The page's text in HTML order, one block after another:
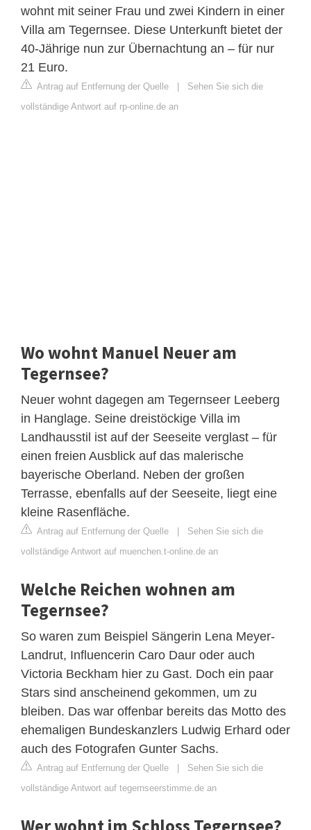
wohnt mit seiner Frau und zwei Kindern in einer
Villa am Tegernsee. Diese Unterkunft bietet der
40-Jährige nun zur Übernachtung an – für nur
21 Euro.
Antrag auf Entfernung der Quelle | Sehen Sie sich die
vollständige Antwort auf rp-online.de an
Wo wohnt Manuel Neuer am
Tegernsee?
Neuer wohnt dagegen am Tegernseer Leeberg
in Hanglage. Seine dreistöckige Villa im
Landhausstil ist auf der Seeseite verglast – für
einen freien Ausblick auf das malerische
bayerische Oberland. Neben der großen
Terrasse, ebenfalls auf der Seeseite, liegt eine
kleine Rasenfläche.
Antrag auf Entfernung der Quelle | Sehen Sie sich die
vollständige Antwort auf muenchen.t-online.de an
Welche Reichen wohnen am
Tegernsee?
So waren zum Beispiel Sängerin Lena Meyer-
Landrut, Influencerin Caro Daur oder auch
Victoria Beckham hier zu Gast. Doch ein paar
Stars sind anscheinend gekommen, um zu
bleiben. Das war offenbar bereits das Motto des
ehemaligen Bundeskanzlers Ludwig Erhard oder
auch des Fotografen Gunter Sachs.
Antrag auf Entfernung der Quelle | Sehen Sie sich die
vollständige Antwort auf tegernseerstimme.de an
Wer wohnt im Schloss Tegernsee?